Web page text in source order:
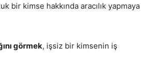
bir kimse hakkında aracılık yapmaya
görmek, işsiz bir kimsenin iş